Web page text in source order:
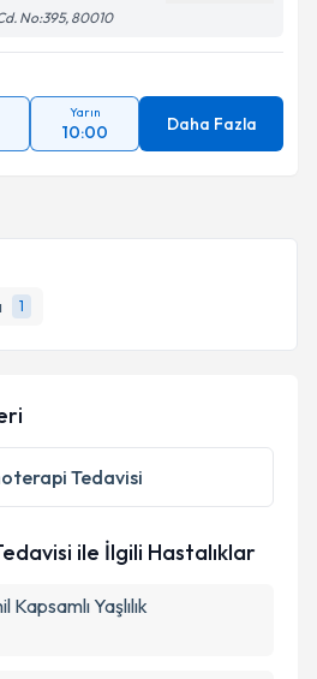
1
No:395, 80010
Yarın
10:00 Daha Fazla
Tedavisi
ile İlgili Hastalıklar
Yaşlılık